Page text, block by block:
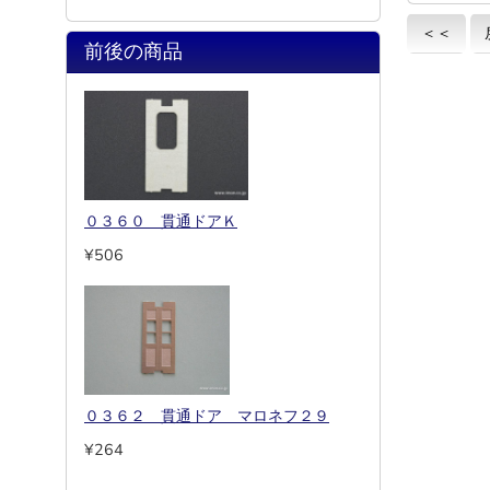
＜＜
前後の商品
０３６０ 貫通ドアＫ
¥506
０３６２ 貫通ドア マロネフ２９
¥264